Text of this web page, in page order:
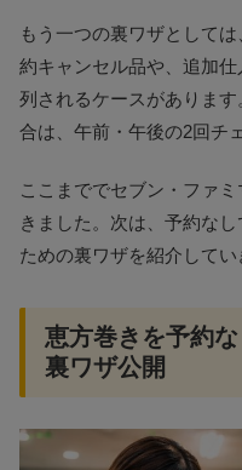
もう一つの裏ワザとして
約キャンセル品や、追加
列されるケースがありま
合は、午前・午後の2回チ
ここまででセブン・ファ
きました。次は、予約な
ための裏ワザを紹介してい
恵方巻きを予約な
裏ワザ公開